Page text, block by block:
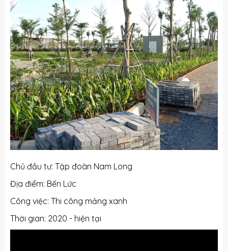
Chủ đầu tư: Tập đoàn Nam Long
Địa điểm: Bến Lức
Công việc: Thi công mảng xanh
Thời gian: 2020 - hiện tại